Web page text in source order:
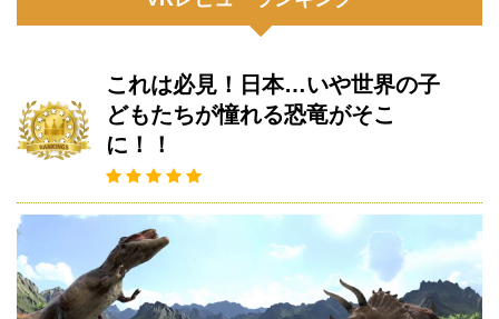
これは必見！日本…いや世界の子
どもたちが憧れる恐竜がそこ
に！！